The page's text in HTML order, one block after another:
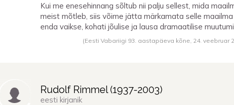
Kui me enesehinnang sõltub nii palju sellest, mida
meist mõtleb, siis võime jätta märkamata selle maailma
enda vaikse, kohati jõulise ja lausa dramaatilise
(Eesti Vabariigi 93. aastapäeva kõne, 24. veebruar
Rudolf Rimmel (1937-2003)
eesti kirjanik